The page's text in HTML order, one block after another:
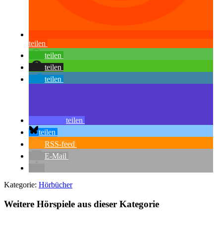
teilen
teilen
teilen
teilen
teilen
teilen
RSS-feed
E-Mail
Kategorie: Hörbücher
Weitere Hörspiele aus dieser Kategorie